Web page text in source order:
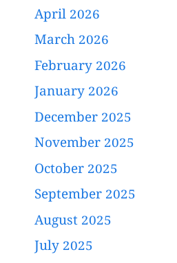
April 2026
March 2026
February 2026
January 2026
December 2025
November 2025
October 2025
September 2025
August 2025
July 2025